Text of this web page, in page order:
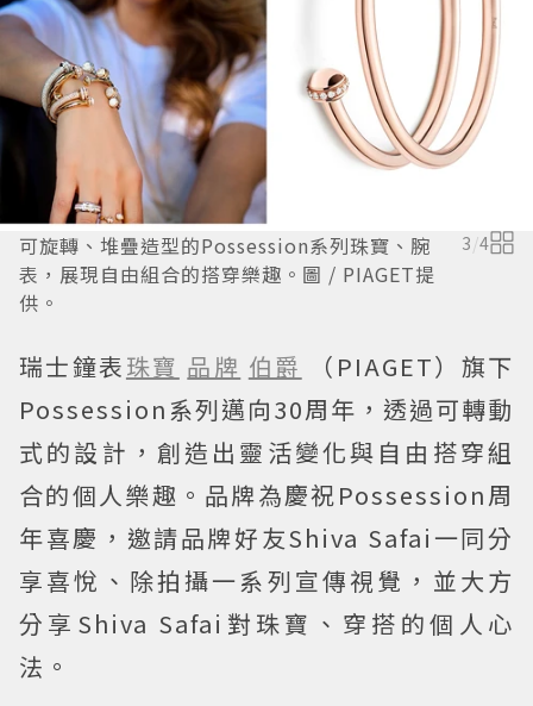
可旋轉、堆疊造型的Possession系列珠寶、腕
表，展現自由組合的搭穿樂趣。圖 / PIAGET提
供。
3/4
瑞士鐘表珠寶 品牌 伯爵
（PIAGET）旗下
Possession系列邁向30周年，透過可轉動
式的設計，創造出靈活變化與自由搭穿組
合的個人樂趣。品牌為慶祝Possession周
年喜慶，邀請品牌好友Shiva Safai一同分
享喜悅、除拍攝一系列宣傳視覺，並大方
分享Shiva Safai對珠寶、穿搭的個人心
法。